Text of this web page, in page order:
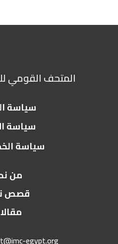
المتحف القومي
سياسة
سياسة
سياسة
من
قصص
egypt.org